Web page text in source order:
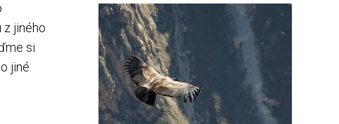
z jiného
si
jiné.